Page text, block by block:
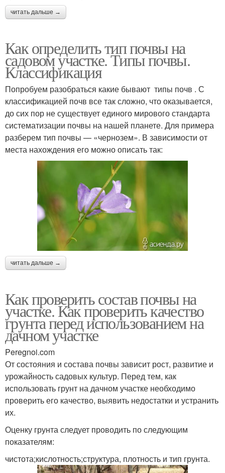
читать дальше →
Как определить тип почвы на
садовом участке. Типы почвы.
Классификация
Попробуем разобраться какие бывают типы почв . С
классификацией почв все так сложно, что оказывается,
до сих пор не существует единого мирового стандарта
систематизации почвы на нашей планете. Для примера
разберем тип почвы — «чернозем». В зависимости от
места нахождения его можно описать так:
читать дальше →
Как проверить состав почвы на
участке. Как проверить качество
грунта перед использованием на
дачном участке
Peregnoi.com
От состояния и состава почвы зависит рост, развитие и
урожайность садовых культур. Перед тем, как
использовать грунт на дачном участке необходимо
проверить его качество, выявить недостатки и устранить
их.
Оценку грунта следует проводить по следующим
показателям:
чистота;кислотность;структура, плотность и тип грунта.